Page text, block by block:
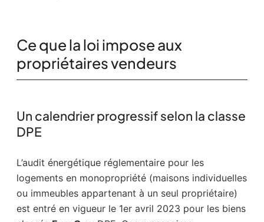
Ce que la loi impose aux
propriétaires vendeurs
Un calendrier progressif selon la classe
DPE
L’audit énergétique réglementaire pour les
logements en monopropriété (maisons individuelles
ou immeubles appartenant à un seul propriétaire)
est entré en vigueur le 1er avril 2023 pour les biens